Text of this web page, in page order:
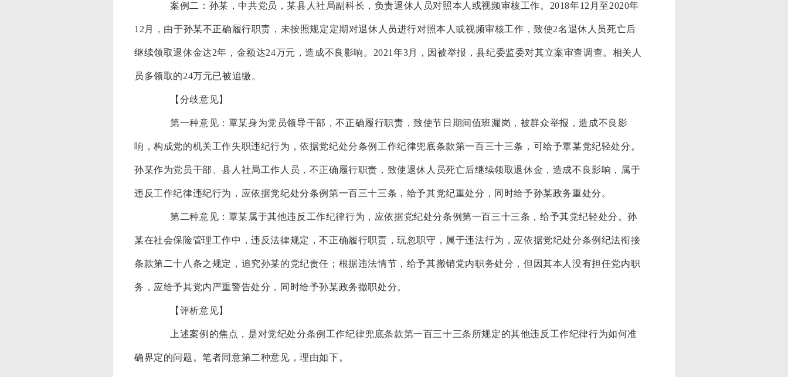
案例二：孙某，中共党员，某县人社局副科长，负责退休人员对照本人或视频审核工作。 2018年12月至2020年
12月，由于孙某不正确履行职责，未按照规定定期对退休人员进行对照本人或视频审核工作，致使2名退休人员死亡后
继续领取退休金达2年，金额达24万元，造成不良影响。2021年3月，因被举报，县纪委监委对其立案审查调查。相关人
员多领取的24万元已被追缴。
【分歧意见】
第一种意见：覃某身为党员领导干部，不正确履行职责，致使节日期间值班漏岗，被群众举报，造成不良影
响，构成党的机关工作失职违纪行为，依据党纪处分条例工作纪律兜底条款第一百三十三条，可给予覃某党纪轻处分。
孙某作为党员干部、县人社局工作人员，不正确履行职责，致使退休人员死亡后继续领取退休金，造成不良影响，属于
违反工作纪律违纪行为，应依据党纪处分条例第一百三十三条，给予其党纪重处分，同时给予孙某政务重处分。
第二种意见：覃某属于其他违反工作纪律行为，应依据党纪处分条例第一百三十三条，给予其党纪轻处分。孙
某在社会保险管理工作中，违反法律规定，不正确履行职责，玩忽职守，属于违法行为，应依据党纪处分条例纪法衔接
条款第二十八条之规定，追究孙某的党纪责任；根据违法情节，给予其撤销党内职务处分，但因其本人没有担任党内职
务，应给予其党内严重警告处分，同时给予孙某政务撤职处分。
【评析意见】
上述案例的焦点，是对党纪处分条例工作纪律兜底条款第一百三十三条所规定的其他违反工作纪律行为如何准
确界定的问题。笔者同意第二种意见，理由如下。